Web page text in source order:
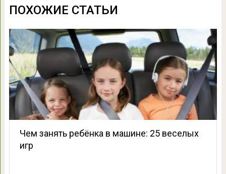
ПОХОЖИЕ СТАТЬИ
Чем занять ребёнка в машине: 25 веселых
игр